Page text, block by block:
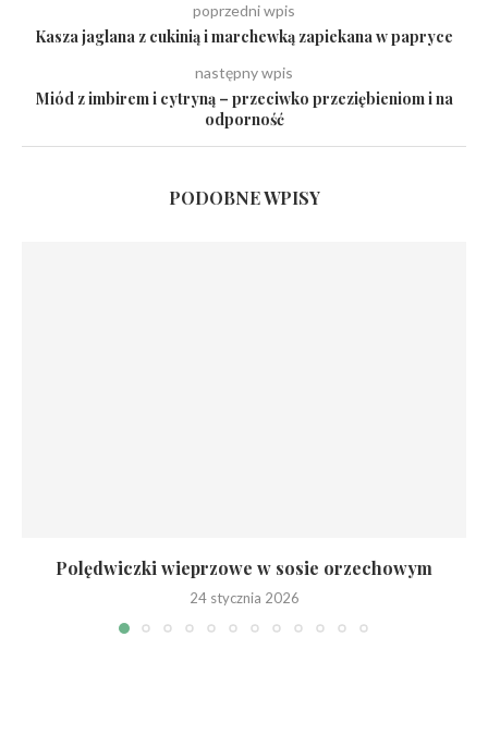
poprzedni wpis
Kasza jaglana z cukinią i marchewką zapiekana w papryce
następny wpis
Miód z imbirem i cytryną – przeciwko przeziębieniom i na
odporność
PODOBNE WPISY
Polędwiczki wieprzowe w sosie orzechowym
24 stycznia 2026